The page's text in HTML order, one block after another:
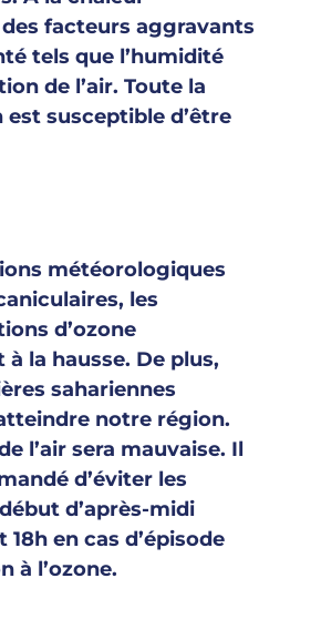
facteurs aggravants
tels que l’humidité
de l’air. Toute la
susceptible d’être
météorologiques
les
d’ozone
la hausse. De plus,
sahariennes
notre région.
l’air sera mauvaise. Il
d’éviter les
d’après-midi
18h en cas d’épisode
à l’ozone.